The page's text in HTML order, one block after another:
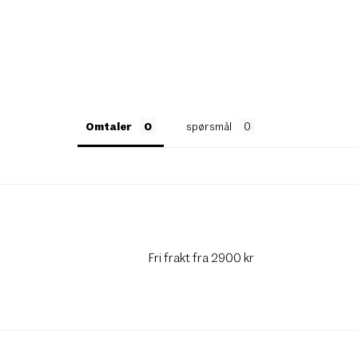
Omtaler spørsmål
Fri frakt fra 2900 kr